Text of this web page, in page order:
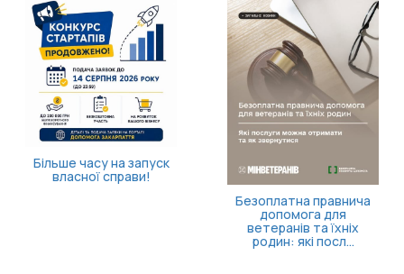
Як отримати
після 40: чому варто
пройти скринінг